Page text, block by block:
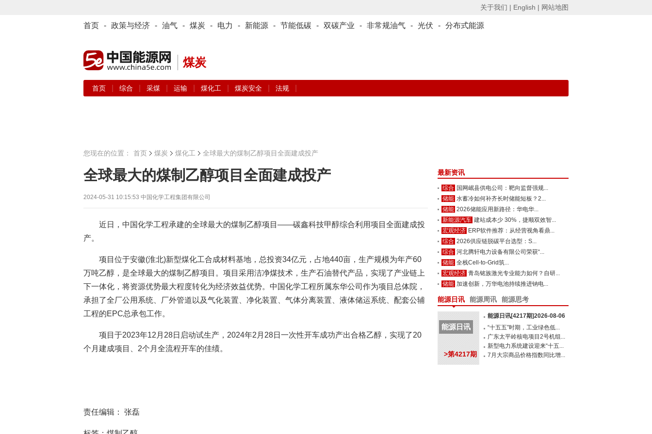
关于我们 | English | 网站地图
首页 - 政策与经济 - 油气 - 煤炭 - 电力 - 新能源 - 节能低碳 - 双碳产业 - 非常规油气 - 光伏 - 分布式能源
煤炭
首页 综合 采煤 运输 煤化工 煤炭安全 法规
您现在的位置： 首页 煤炭 煤化工 全球最大的煤制乙醇项目全面建成投产
全球最大的煤制乙醇项目全面建成投产
2024-05-31 10:15:53 中国化学工程集团有限公司
近日，中国化学工程承建的全球最大的煤制乙醇项目——碳鑫科技甲醇综合利用项目全面建成投
产。
项目位于安徽(淮北)新型煤化工合成材料基地，总投资34亿元，占地440亩，生产规模为年产60
万吨乙醇，是全球最大的煤制乙醇项目。项目采用洁净煤技术，生产石油替代产品，实现了产业链上
下一体化，将资源优势最大程度转化为经济效益优势。中国化学工程所属东华公司作为项目总体院，
承担了全厂公用系统、厂外管道以及气化装置、净化装置、气体分离装置、液体储运系统、配套公辅
工程的EPC总承包工作。
项目于2023年12月28日启动试生产，2024年2月28日一次性开车成功产出合格乙醇，实现了20
个月建成项目、2个月全流程开车的佳绩。
责任编辑： 张磊
最新资讯
综合 国网岷县供电公司：靶向监督强规...
储能 水蓄冷如何补齐长时储能短板？2...
储能 2026储能应用新路径：华电华...
新能源汽车 建站成本少 30%，捷顺双效智...
宏观经济 ERP软件推荐：从经营视角看鼎...
综合 2026供应链脱碳平台选型：S...
综合 河北腾轩电力设备有限公司荣获“...
储能 全栈Cell-to-Grid筑...
宏观经济 青岛铭族激光专业能力如何？自研...
储能 加速创新，万华电池持续推进钠电...
能源日讯 能源周讯 能源思考
能源日讯
>第4217期
能源日讯[4217期]2026-08-06
“十五五”时期，工业绿色低...
广东太平岭核电项目2号机组...
新型电力系统建设迎来“十五...
7月大宗商品价格指数同比增...